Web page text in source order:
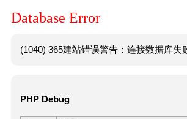
Database Error
(1040) 365建站错误警告：连接数据库失
PHP Debug